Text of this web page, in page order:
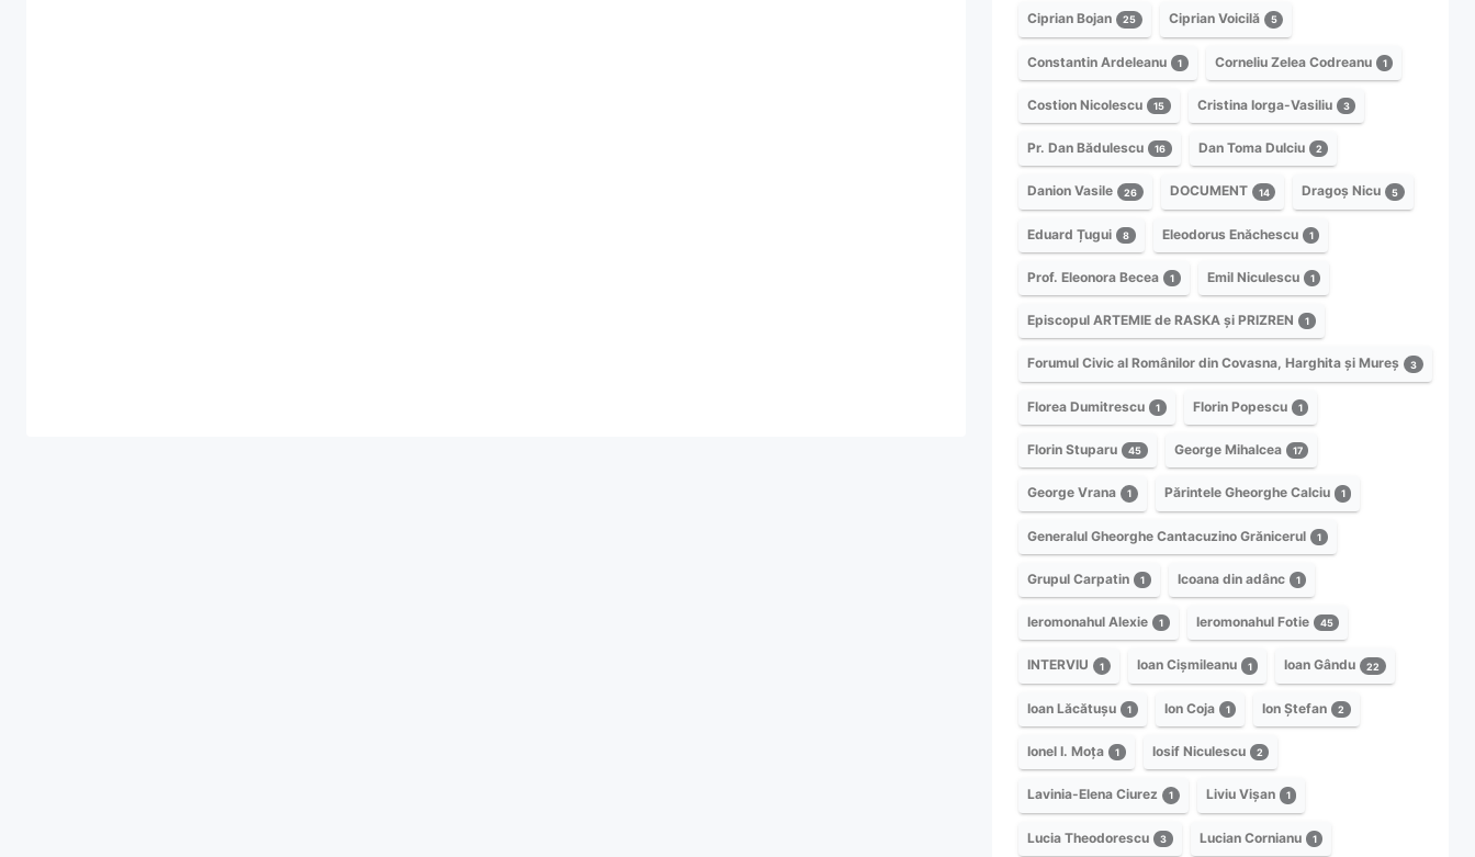
Ciprian Bojan 25 Ciprian Voicilă 5
Constantin Ardeleanu 1 Corneliu Zelea Codreanu 1
Costion Nicolescu 15 Cristina Iorga-Vasiliu 3
Pr. Dan Bădulescu 16 Dan Toma Dulciu 2
Danion Vasile 26 DOCUMENT 14 Dragoș Nicu 5
Eduard Țugui 8 Eleodorus Enăchescu 1
Prof. Eleonora Becea 1 Emil Niculescu 1
Episcopul ARTEMIE de RASKA și PRIZREN 1
Forumul Civic al Românilor din Covasna, Harghita și Mureș 3
Florea Dumitrescu 1 Florin Popescu 1
Florin Stuparu 45 George Mihalcea 17
George Vrana 1 Părintele Gheorghe Calciu 1
Generalul Gheorghe Cantacuzino Grănicerul 1
Grupul Carpatin 1 Icoana din adânc 1
Ieromonahul Alexie 1 Ieromonahul Fotie 45
INTERVIU 1 Ioan Cișmileanu 1 Ioan Gându 22
Ioan Lăcătușu 1 Ion Coja 1 Ion Ștefan 2
Ionel I. Moța 1 Iosif Niculescu 2
Lavinia-Elena Ciurez 1 Liviu Vișan 1
Lucia Theodorescu 3 Lucian Cornianu 1